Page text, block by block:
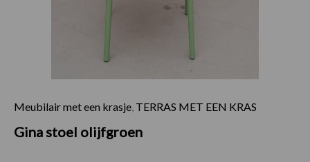
Meubilair met een krasje TERRAS MET EEN KRAS
Gina stoel olijfgroen